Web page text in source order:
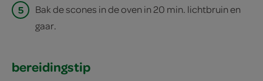
5
Bak de scones in de oven in 20 min. lichtbruin en
gaar.
bereidingstip